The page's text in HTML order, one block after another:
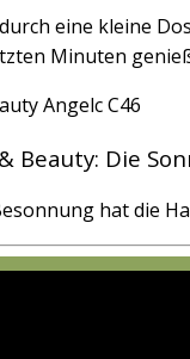
eine kleine
Minuten
Beauty: Die
hat die